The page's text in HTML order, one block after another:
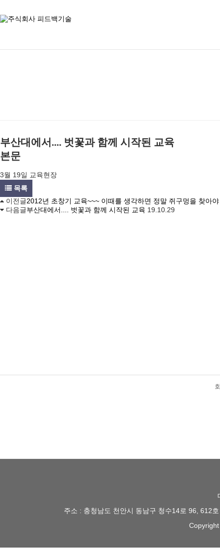
부산대에서.... 벗꽃과 함께 시작된 교육
본문
3월 19일 교육현장
목록
이전글2012년 초창기 교육~~~ 이때를 생각하면 정말 쥐구멍을 찾아
다음글부산대에서.... 벗꽃과 함께 시작된 교육 19.10.29
주소 : 충청남도 천안시 동남구 청수14로 96, 612